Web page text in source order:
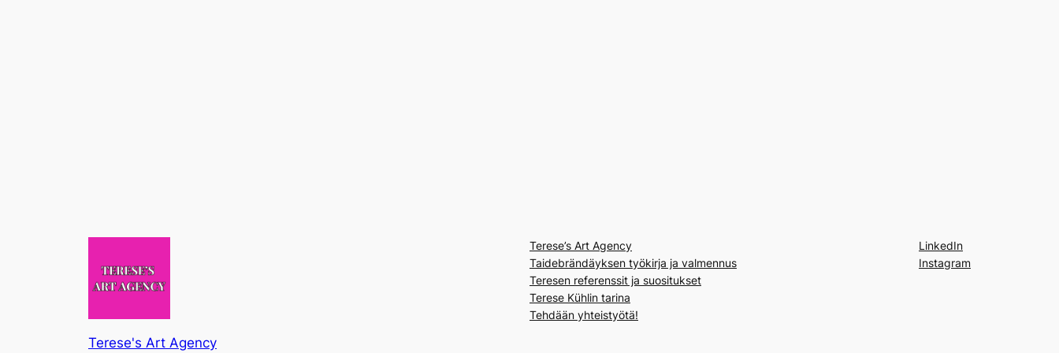
Terese's Art Agency
Terese’s Art Agency
Taidebrändäyksen työkirja ja valmennus
Teresen referenssit ja suositukset
Terese Kühlin tarina
Tehdään yhteistyötä!
LinkedIn
Instagram